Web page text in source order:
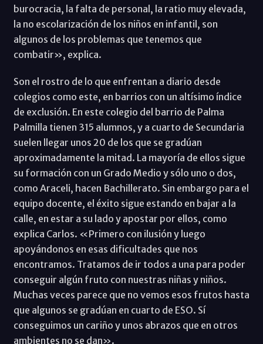
burocracia, la falta de personal, la ratio muy elevada,
la no escolarización de los niños en infantil, son
algunos de los problemas que tenemos que
combatir», explica.
Son el rostro de lo que enfrentan a diario desde
colegios como este, en barrios con un altísimo índice
de exclusión. En este colegio del barrio de Palma
Palmilla tienen 315 alumnos, y a cuarto de Secundaria
suelen llegar unos 20 de los que se gradúan
aproximadamente la mitad. La mayoría de ellos sigue
su formación con un Grado Medio y sólo uno o dos,
como Araceli, hacen Bachillerato. Sin embargo para el
equipo docente, el éxito sigue estando en bajar a la
calle, en estar a su lado y apostar por ellos, como
explica Carlos. «Primero con ilusión y luego
apoyándonos en esas dificultades que nos
encontramos. Tratamos de ir todos a una para poder
conseguir algún fruto con nuestras niñas y niños.
Muchas veces parece que no vemos esos frutos hasta
que algunos se gradúan en cuarto de ESO. Sí
conseguimos un cariño y unos abrazos que en otros
ambientes no se dan».